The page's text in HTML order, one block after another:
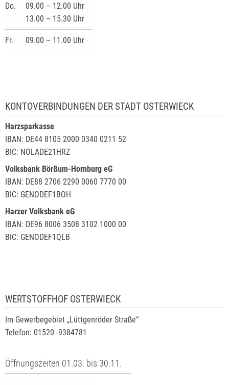
Do.
09.00 – 12.00 Uhr
13.00 – 15.30 Uhr
Fr. 09.00 – 11.00 Uhr
KONTOVERBINDUNGEN DER STADT OSTERWIECK
Harzsparkasse
IBAN: DE44 8105 2000 0340 0211 52
BIC: NOLADE21HRZ
Volksbank Börßum-Hornburg eG
IBAN: DE88 2706 2290 0060 7770 00
BIC: GENODEF1BOH
Harzer Volksbank eG
IBAN: DE96 8006 3508 3102 1000 00
BIC: GENODEF1QLB
WERTSTOFFHOF OSTERWIECK
Im Gewerbegebiet „Lüttgenröder Straße“
Telefon: 01520 -9384781
Öffnungszeiten 01.03. bis 30.11.